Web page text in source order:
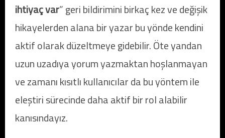
ihtiyaç var” geri bildirimini birkaç kez ve değişik
hikayelerden alana bir yazar bu yönde kendini
aktif olarak düzeltmeye gidebilir. Öte yandan
uzun uzadıya yorum yazmaktan hoşlanmayan
ve zamanı kısıtlı kullanıcılar da bu yöntem ile
eleştiri sürecinde daha aktif bir rol alabilir
kanısındayız.